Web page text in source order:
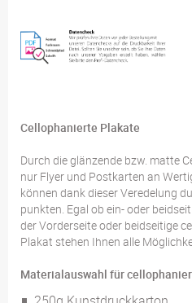
Cellophanierte Plakate
Durch die glänzende bzw. matte
nur Flyer und Postkarten an
können dank dieser Veredelung
punkten. Egal ob ein- oder
der Vorderseite oder beidseitige
Plakat stehen Ihnen alle
Materialauswahl für